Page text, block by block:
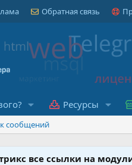
Обратная связь
Ресурсы
сообщений
все ссылки на